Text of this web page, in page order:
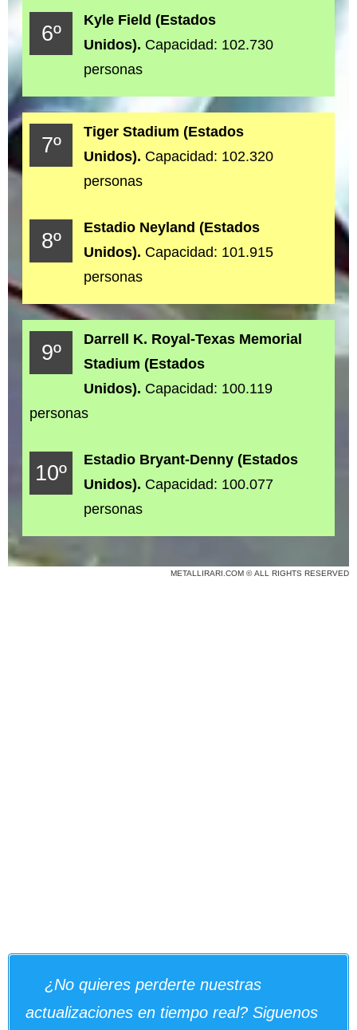
6º
Kyle Field (Estados
Unidos). Capacidad: 102.730
personas
7º
Tiger Stadium (Estados
Unidos). Capacidad: 102.320
personas
8º
Estadio Neyland (Estados
Unidos). Capacidad: 101.915
personas
9º
Darrell K. Royal-Texas Memorial
Stadium (Estados
Unidos). Capacidad: 100.119
personas
10º
Estadio Bryant-Denny (Estados
Unidos). Capacidad: 100.077
personas
METALLIRARI.COM © ALL RIGHTS RESERVED
¿No quieres perderte nuestras
actualizaciones en tiempo real? Siguenos